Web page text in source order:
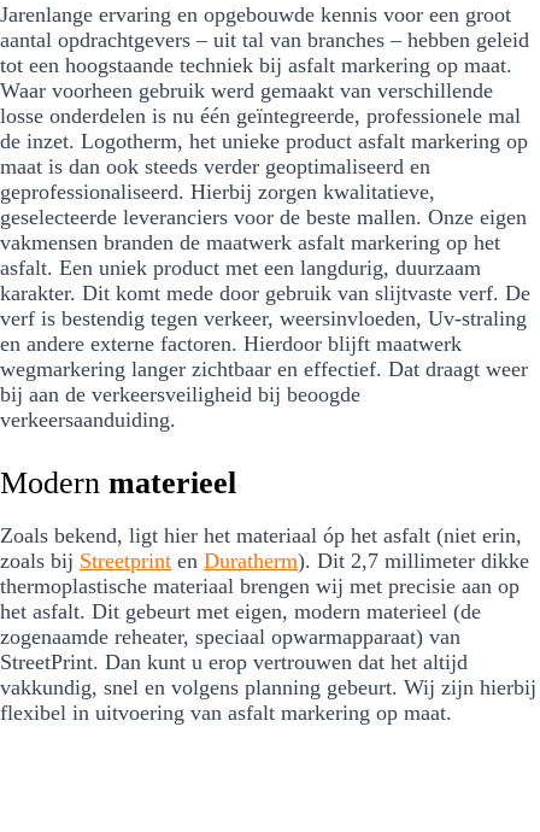
Jarenlange ervaring en opgebouwde kennis voor een groot
aantal opdrachtgevers – uit tal van branches – hebben geleid
tot een hoogstaande techniek bij asfalt markering op maat.
Waar voorheen gebruik werd gemaakt van verschillende
losse onderdelen is nu één geïntegreerde, professionele mal
de inzet. Logotherm, het unieke product asfalt markering op
maat is dan ook steeds verder geoptimaliseerd en
geprofessionaliseerd. Hierbij zorgen kwalitatieve,
geselecteerde leveranciers voor de beste mallen. Onze eigen
vakmensen branden de maatwerk asfalt markering op het
asfalt. Een uniek product met een langdurig, duurzaam
karakter. Dit komt mede door gebruik van slijtvaste verf. De
verf is bestendig tegen verkeer, weersinvloeden, Uv-straling
en andere externe factoren. Hierdoor blijft maatwerk
wegmarkering langer zichtbaar en effectief. Dat draagt weer
bij aan de verkeersveiligheid bij beoogde
verkeersaanduiding.
Modern materieel
Zoals bekend, ligt hier het materiaal óp het asfalt (niet erin,
zoals bij Streetprint en Duratherm). Dit 2,7 millimeter dikke
thermoplastische materiaal brengen wij met precisie aan op
het asfalt. Dit gebeurt met eigen, modern materieel (de
zogenaamde reheater, speciaal opwarmapparaat) van
StreetPrint. Dan kunt u erop vertrouwen dat het altijd
vakkundig, snel en volgens planning gebeurt. Wij zijn hierbij
flexibel in uitvoering van asfalt markering op maat.